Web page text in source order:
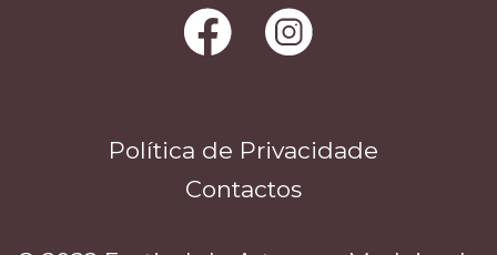
Política de Privacidade
Contactos